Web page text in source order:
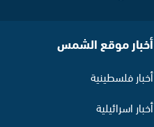
أخبار موقع الشمس
أخبار فلسطينية
أخبار اسرائيلية